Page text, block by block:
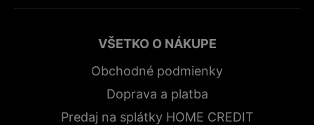
VŠETKO O NÁKUPE
Obchodné podmienky
Doprava a platba
Predaj na splátky HOME CREDIT